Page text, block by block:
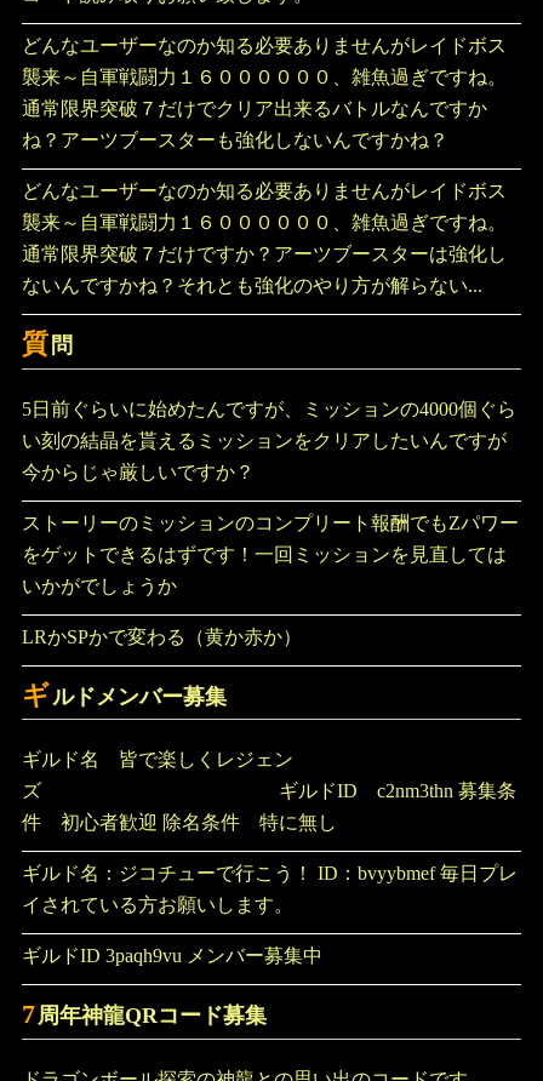
どんなユーザーなのか知る必要ありませんがレイドボス
襲来～自軍戦闘力１６００００００、雑魚過ぎですね。
通常限界突破７だけでクリア出来るバトルなんですか
ね？アーツブースターも強化しないんですかね？
どんなユーザーなのか知る必要ありませんがレイドボス
襲来～自軍戦闘力１６００００００、雑魚過ぎですね。
通常限界突破７だけですか？アーツブースターは強化し
ないんですかね？それとも強化のやり方が解らない...
質 問
5日前ぐらいに始めたんですが、ミッションの4000個ぐら
い刻の結晶を貰えるミッションをクリアしたいんですが
今からじゃ厳しいですか？
ストーリーのミッションのコンプリート報酬でもZパワー
をゲットできるはずです！一回ミッションを見直しては
いかがでしょうか
LRかSPかで変わる（黄か赤か）
ギルドメンバー募集
ギルド名 皆で楽しくレジェン
ズ ギルドID c2nm3thn 募集条
件 初心者歓迎 除名条件 特に無し
ギルド名：ジコチューで行こう！ ID：bvyybmef 毎日プレ
イされている方お願いします。
ギルドID 3paqh9vu メンバー募集中
7周年神龍QRコード募集